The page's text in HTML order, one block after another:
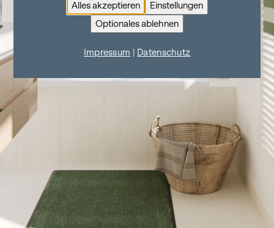
Alles akzeptieren
Einstellungen
Optionales ablehnen
Impressum Datenschutz